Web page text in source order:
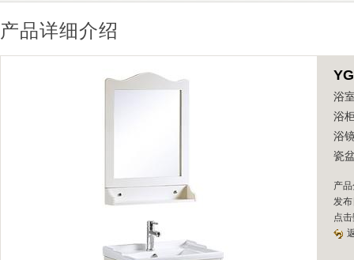
产品详细介绍
浴
浴
浴
瓷
产
发
点